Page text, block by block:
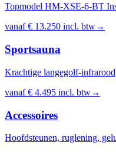
Topmodel HM-XSE-6-BT
vanaf€ 13.250 incl. btw→
Sportsauna
Krachtige langegolf-
vanaf€ 4.495 incl. btw→
Accessoires
Hoofdsteunen, ruglening,